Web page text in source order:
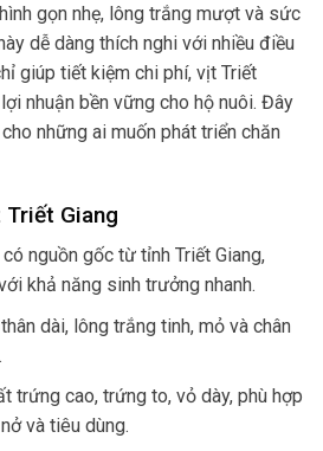
gọn nhẹ, lông trắng mượt và sức
dễ dàng thích nghi với nhiều điều
giúp tiết kiệm chi phí, vịt Triết
nhuận bền vững cho hộ nuôi. Đây
những ai muốn phát triển chăn
Giang
nguồn gốc từ tỉnh Triết Giang,
khả năng sinh trưởng nhanh.
dài, lông trắng tinh, mỏ và chân
trứng cao, trứng to, vỏ dày, phù hợp
và tiêu dùng.